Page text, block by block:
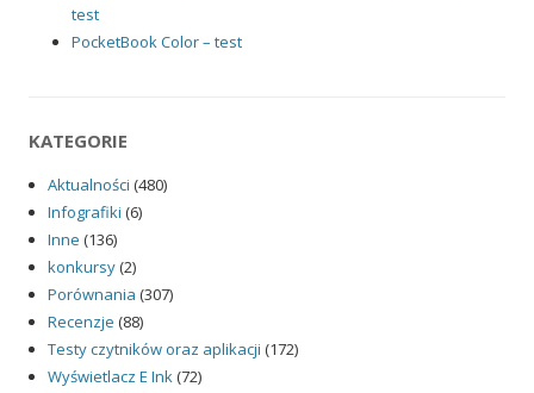
test
PocketBook Color – test
KATEGORIE
Aktualności (480)
Infografiki (6)
Inne (136)
konkursy(2)
Porównania (307)
Recenzje (88)
Testy czytników oraz aplikacji (172)
Wyświetlacz E Ink(72)